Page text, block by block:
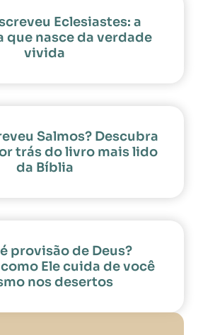
Eclesiastes: a
que nasce da verdade
vivida
Salmos? Descubra
trás do livro mais lido
da Bíblia
provisão de Deus?
Ele cuida de você
nos desertos